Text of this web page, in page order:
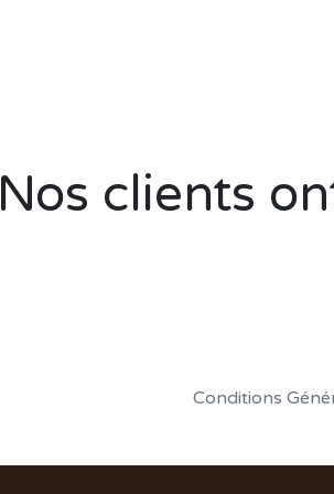
Nos clients
Conditions